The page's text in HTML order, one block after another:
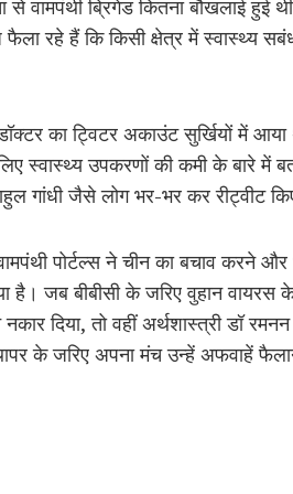
वामपंथी ब्रिगेड कितना बौखलाई हुई
रहे हैं कि किसी क्षेत्र में स्वास्थ्य
का ट्विटर अकाउंट सुर्खियों में
स्वास्थ्य उपकरणों की कमी के बारे में
गांधी जैसे लोग भर-भर कर रीट्वीट
पोर्टल्स ने चीन का बचाव करने और
है। जब बीबीसी के जरिए वुहान
दिया, तो वहीं अर्थशास्त्री डॉ रमनन
के जरिए अपना मंच उन्हें अफवाहें